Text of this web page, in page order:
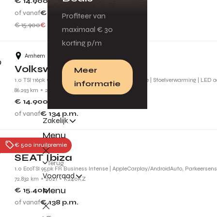
Profiteer van
maximaal € 30
korting p/m
Meer
informatie
Zakelijk
Menu
Terug
Voorraad
Menu
of vanaf€ 134
p.m.
€ 15.900€ 1.000 voordeel
Arnhem
Volkswagen Golf
1.0 TSI 116pk Comfortline Business | Adaptive Cruise | Stoelverwarming |
86.293 km
2019 G437FJ
€ 14.900
of vanaf€ 134 p.m.
€ 500 inruilpremie
Tiel
SEAT Ibiza
1.0 EcoTSI 95pk FR Business Intense | AppleCarplay/AndroidAuto,
72.832 km
2021 K240KZ
€ 15.400
of vanaf€ 138 p.m.